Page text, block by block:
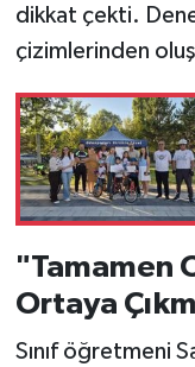
dikkat çekti.
çizimlerinden
"Tamamen
Ortaya
Sınıf öğretmeni